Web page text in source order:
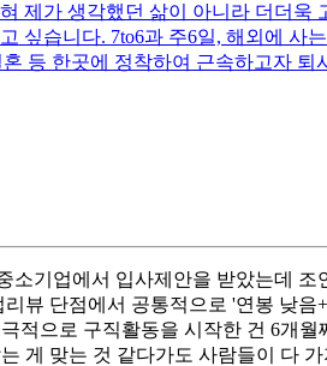
제가 생각했던 삶이 아니라 더더
싶습니다. 7to6과 주6일, 해외에
등 한곳에 정착하여 근속하고자
소기업에서 입사제안을 받았는데
뷰 단점에서 공통적으로 '연봉 낮
적으로 구직활동을 시작한 건 6개
게 맞는 것 같다가도 사람들이 다